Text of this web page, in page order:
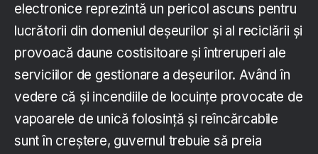
electronice reprezintă un pericol ascuns pentru
lucrătorii din domeniul deșeurilor și al reciclării și
provoacă daune costisitoare și întreruperi ale
serviciilor de gestionare a deșeurilor. Având în
vedere că și incendiile de locuințe provocate de
vapoarele de unică folosință și reîncărcabile
sunt în creștere, guvernul trebuie să preia